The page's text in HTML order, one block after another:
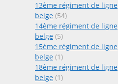
13ème régiment de ligne
belge (54)
14ème régiment de ligne
belge (5)
15ème régiment de ligne
belge (1)
18ème régiment de ligne
belge (1)